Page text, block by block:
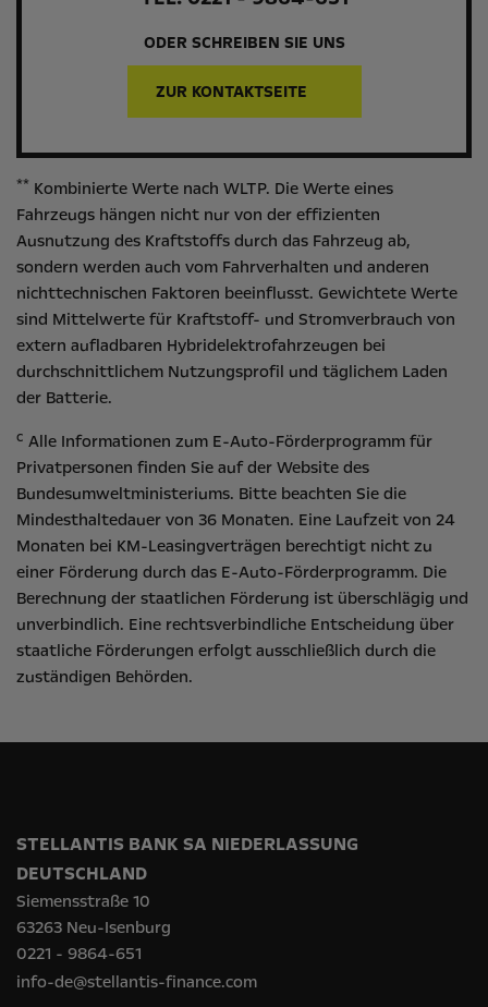
ODER SCHREIBEN SIE UNS
ZUR KONTAKTSEITE
** Kombinierte Werte nach WLTP. Die Werte eines
Fahrzeugs hängen nicht nur von der effizienten
Ausnutzung des Kraftstoffs durch das Fahrzeug ab,
sondern werden auch vom Fahrverhalten und anderen
nichttechnischen Faktoren beeinflusst. Gewichtete Werte
sind Mittelwerte für Kraftstoff- und Stromverbrauch von
extern aufladbaren Hybridelektrofahrzeugen bei
durchschnittlichem Nutzungsprofil und täglichem Laden
der Batterie.
c Alle Informationen zum E-Auto-Förderprogramm für
Privatpersonen finden Sie auf der Website des
Bundesumweltministeriums. Bitte beachten Sie die
Mindesthaltedauer von 36 Monaten. Eine Laufzeit von 24
Monaten bei KM-Leasingverträgen berechtigt nicht zu
einer Förderung durch das E-Auto-Förderprogramm. Die
Berechnung der staatlichen Förderung ist überschlägig und
unverbindlich. Eine rechtsverbindliche Entscheidung über
staatliche Förderungen erfolgt ausschließlich durch die
zuständigen Behörden.
STELLANTIS BANK SA NIEDERLASSUNG
DEUTSCHLAND
Siemensstraße 10
63263 Neu-Isenburg
0221 - 9864-651
info-de@stellantis-finance.com